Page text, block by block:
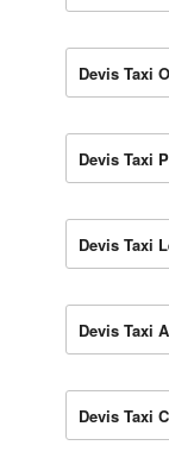
Devis Taxi
Devis Taxi
Devis Taxi
Devis Taxi
Devis Taxi